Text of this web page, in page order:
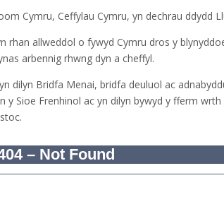
Cymru, Ceffylau Cymru, yn dechrau ddydd
rhan allweddol o fywyd Cymru dros y
arbennig rhwng dyn a cheffyl.
dilyn Bridfa Menai, bridfa deuluol ac
y Sioe Frenhinol ac yn dilyn bywyd y fferm